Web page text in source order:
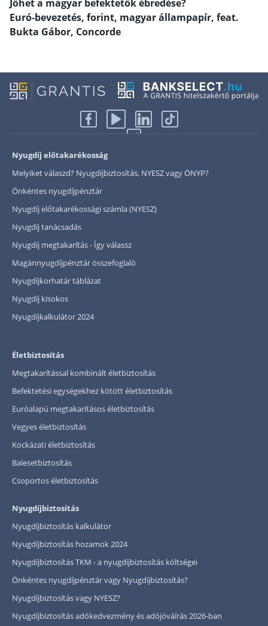
Rólunk
Jöhet a magyar befektetők ébredése?
Euró‑bevezetés, forint, magyar állampapír, feat.
Bukta Gábor, Concorde
Nyugdíj előtakarékosság
Melyiket válaszd? Nyugdíjbiztosítás, NYESZ vagy ÖNYP?
Önkéntes nyugdíjpénztár
Nyugdíj előtakarékossági számla (NYESZ)
Nyugdíj tanácsadás
Nyugdíj megtakarítás - Így válassz
Magánnyugdíjpénztár összefoglaló
Nyugdíjkorhatár táblázat
Nyugdíj kisokos
Nyugdíjkalkulátor 2024
Életbiztosítás
Megtakarítással kombinált életbiztosítás
Befektetési egységekhez kötött életbiztosítás
Euróalapú megtakarításos életbiztosítás
Vegyes életbiztosítás
Kockázati életbiztosítás
Balesetbiztosítás
Csoportos életbiztosítás
Nyugdíjbiztosítás
Nyugdíjbiztosítás kalkulátor
Nyugdíjbiztosítás hozamok 2024
Nyugdíjbiztosítás TKM - a nyugdíjbiztosítás költségei
Önkéntes nyugdíjpénztár vagy Nyugdíjbiztosítás?
Nyugdíjbiztosítás vagy NYESZ?
Nyugdíjbiztosítás adókedvezmény és adójóváírás 2026-ban